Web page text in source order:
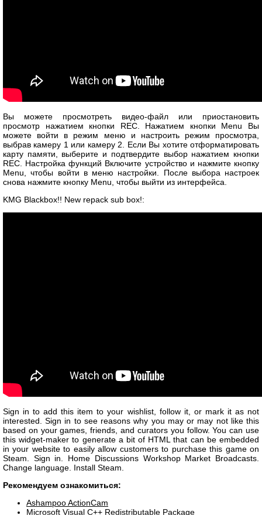
Вы можете просмотреть видео-файл или приостановить
просмотр нажатием кнопки REC. Нажатием кнопки Menu Вы
можете войти в режим меню и настроить режим просмотра,
выбрав камеру 1 или камеру 2. Если Вы хотите отформатировать
карту памяти, выберите и подтвердите выбор нажатием кнопки
REC. Настройка функций Включите устройство и нажмите кнопку
Menu, чтобы войти в меню настройки. После выбора настроек
снова нажмите кнопку Menu, чтобы выйти из интерфейса.
KMG Blackbox!! New repack sub box!:
Sign in to add this item to your wishlist, follow it, or mark it as not
interested. Sign in to see reasons why you may or may not like this
based on your games, friends, and curators you follow. You can use
this widget-maker to generate a bit of HTML that can be embedded
in your website to easily allow customers to purchase this game on
Steam. Sign in. Home Discussions Workshop Market Broadcasts.
Change language. Install Steam.
Рекомендуем ознакомиться:
Ashampoo ActionCam
Microsoft Visual C++ Redistributable Package